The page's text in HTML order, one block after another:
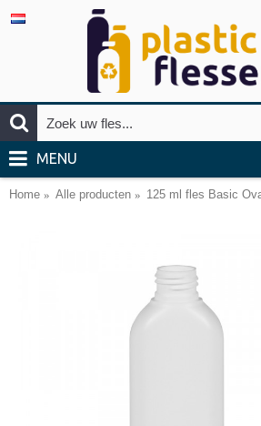
MENU
Home Alle producten 125 ml fles Basic